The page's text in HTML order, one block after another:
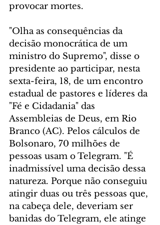
provocar mortes.
"Olha as consequências da
decisão monocrática de um
ministro do Supremo", disse o
presidente ao participar, nesta
sexta-feira, 18, de um encontro
estadual de pastores e líderes da
"Fé e Cidadania" das
Assembleias de Deus, em Rio
Branco (AC). Pelos cálculos de
Bolsonaro, 70 milhões de
pessoas usam o Telegram. "É
inadmissível uma decisão dessa
natureza. Porque não conseguiu
atingir duas ou três pessoas que,
na cabeça dele, deveriam ser
banidas do Telegram, ele atinge